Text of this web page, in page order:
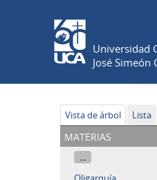
Universidad
José Simeón
Vista de árbol Lista
materias
...